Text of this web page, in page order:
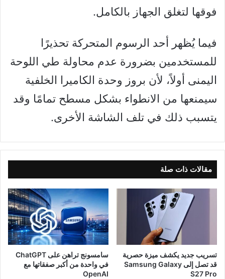
فوقها لتغلق الجهاز بالكامل.
فيما يُظهر أحد الرسوم المتحركة تحذيرًا
للمستخدمين بضرورة عدم محاولة طي اللوحة
اليمنى أولاً، لأن بروز وحدة الكاميرا الخلفية
سيمنعها من الانطواء بشكل مسطح تمامًا وقد
يتسبب ذلك في تلف الشاشة الأخرى.
مقالات ذات صلة
تسريب جديد يكشف ميزة حصرية
قد تصل إلى Samsung Galaxy
S27 Pro
سامسونج تراهن على ChatGPT
في واحدة من أكبر صفقاتها مع
OpenAI